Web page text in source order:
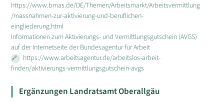
https://www.bmas.de/DE/Themen/Arbeitsmarkt/Arbeitsvermittlung
/massnahmen-zur-aktivierung-und-beruflichen-
eingliederung.html
Informationen zum Aktivierungs- und Vermittlungsgutschein (AVGS)
auf der Internetseite der Bundesagentur für Arbeit
https://www.arbeitsagentur.de/arbeitslos-arbeit-
finden/aktivierungs-vermittlungsgutschein-avgs
Ergänzungen Landratsamt Oberallgäu